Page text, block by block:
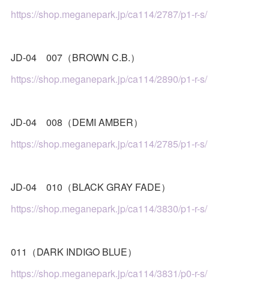
https://shop.meganepark.jp/ca114/2787/p1-r-s/
JD-04 007（BROWN C.B.）
https://shop.meganepark.jp/ca114/2890/p1-r-s/
JD-04 008（DEMI AMBER）
https://shop.meganepark.jp/ca114/2785/p1-r-s/
JD-04 010（BLACK GRAY FADE）
https://shop.meganepark.jp/ca114/3830/p1-r-s/
011（DARK INDIGO BLUE）
https://shop.meganepark.jp/ca114/3831/p0-r-s/